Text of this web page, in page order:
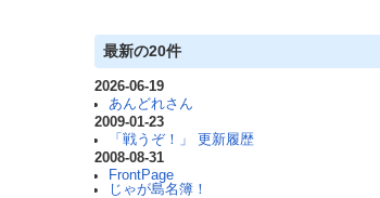
最新の20件
2026-06-19
あんどれさん
2009-01-23
「戦うぞ！」 更新履歴
2008-08-31
FrontPage
じゃが島名簿！